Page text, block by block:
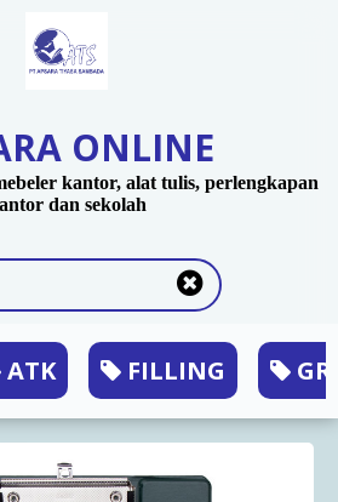
ONLINE
kantor, alat tulis, perlengkapan
dan sekolah
ATK FILLING